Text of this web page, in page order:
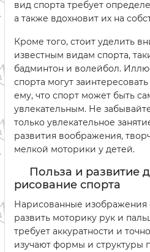
вид спорта требует
а также вдохновит их на
Кроме того, стоит уделить
известным видам спорта,
бадминтон и волейбол.
спорта могут
ему, что спорт может быть
увлекательным. Не
только увлекательное
развития воображения,
мелкой моторики у детей.
Польза и развитие
рисование спорта
Нарисованные изображения
развить моторику рук и
требует аккуратности и
изучают формы и структуры